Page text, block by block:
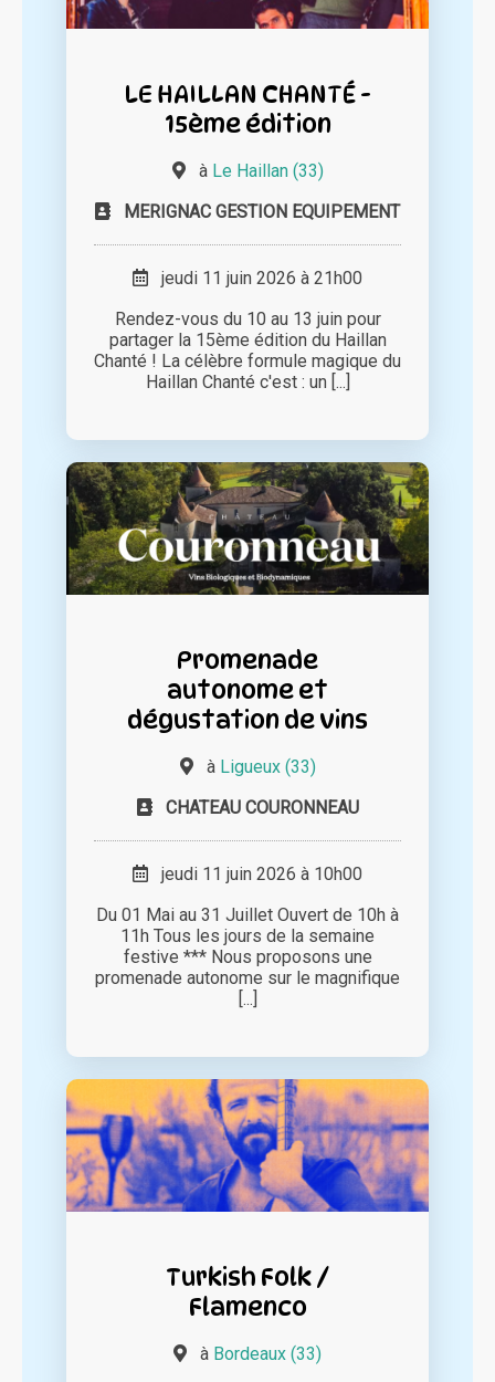
LE HAILLAN CHANTÉ -
15ème édition
à Le Haillan (33)
MERIGNAC GESTION EQUIPEMENT
jeudi 11 juin 2026 à 21h00
Rendez-vous du 10 au 13 juin pour
partager la 15ème édition du Haillan
Chanté ! La célèbre formule magique du
Haillan Chanté c'est : un [...]
Promenade
autonome et
dégustation de vins
à Ligueux (33)
CHATEAU COURONNEAU
jeudi 11 juin 2026 à 10h00
Du 01 Mai au 31 Juillet Ouvert de 10h à
11h Tous les jours de la semaine
festive *** Nous proposons une
promenade autonome sur le magnifique
[...]
Turkish Folk /
Flamenco
à Bordeaux (33)